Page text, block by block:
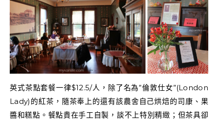
英式茶點套餐一律$12.5/人，除了名為”倫敦仕女”(London
Lady)的紅茶，隨茶奉上的還有該農舍自己烘焙的司康、果
醬和糕點。餐點貴在手工自製，談不上特別精緻；但茶具卻